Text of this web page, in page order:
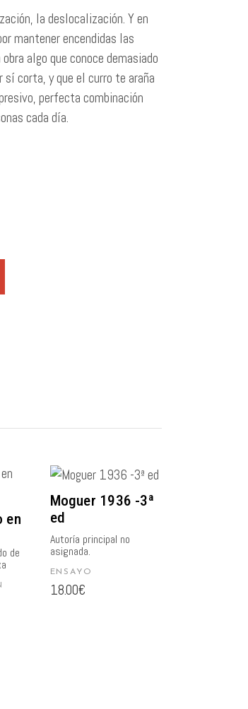
la deslocalización. Y en
mantener encendidas las
algo que conoce demasiado
corta, y que el curro te araña
perfecta combinación
cada día.
en
de
AÑADIR AL
CARRITO
Moguer 1936 -3ª
ed
Autoría principal no
asignada.
ENSAYO
18.00€